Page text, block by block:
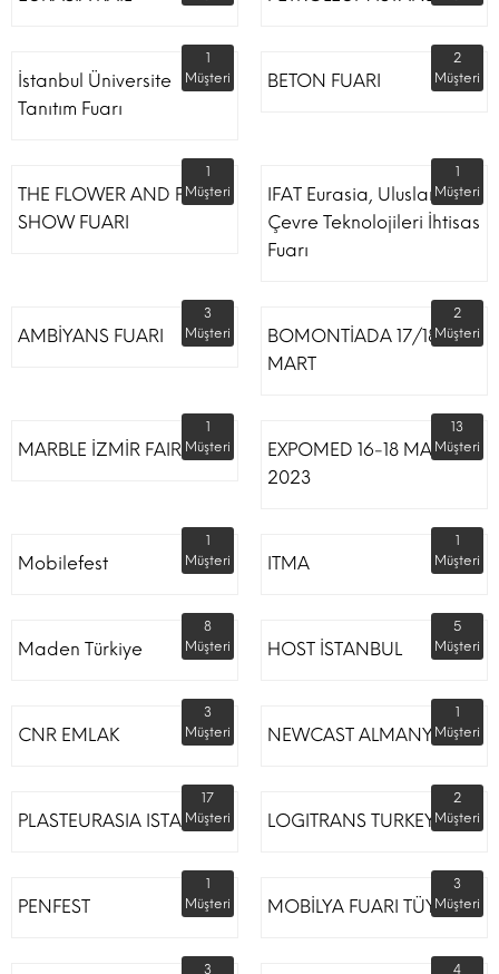
İstanbul Üniversite
Tanıtım Fuarı
1
Müşteri
BETON FUARI
2
Müşteri
THE FLOWER AND PLANT
SHOW FUARI
1
Müşteri
IFAT Eurasia, Uluslararası
Çevre Teknolojileri İhtisas
Fuarı
1
Müşteri
AMBİYANS FUARI
3
Müşteri
BOMONTİADA 17/18
MART
2
Müşteri
MARBLE İZMİR FAIR
1
Müşteri
EXPOMED 16-18 MART
2023
13
Müşteri
Mobilefest
1
Müşteri
ITMA
1
Müşteri
Maden Türkiye
8
Müşteri
HOST İSTANBUL
5
Müşteri
CNR EMLAK
3
Müşteri
NEWCAST ALMANYA
1
Müşteri
PLASTEURASIA ISTANBUL
17
Müşteri
LOGITRANS TURKEY
2
Müşteri
PENFEST
1
Müşteri
MOBİLYA FUARI TÜYAP
3
Müşteri
3 4